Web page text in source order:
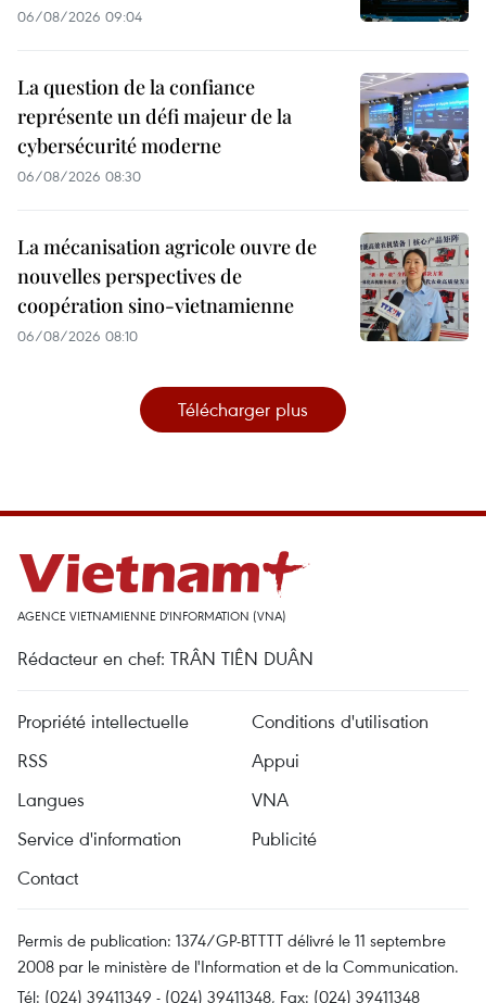
06/08/2026 09:04
La question de la confiance
représente un défi majeur de la
cybersécurité moderne
06/08/2026 08:30
La mécanisation agricole ouvre de
nouvelles perspectives de
coopération sino-vietnamienne
06/08/2026 08:10
Télécharger plus
AGENCE VIETNAMIENNE D'INFORMATION (VNA)
Rédacteur en chef: TRÂN TIÊN DUÂN
Propriété intellectuelle
Conditions d'utilisation
RSS
Appui
Langues
VNA
Service d'information
Publicité
Contact
Permis de publication: 1374/GP-BTTTT délivré le 11 septembre
2008 par le ministère de l'Information et de la Communication.
Tél: (024) 39411349 - (024) 39411348, Fax: (024) 39411348